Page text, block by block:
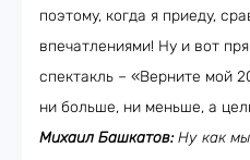
поэтому, когда я приеду,
впечатлениями! Ну и вот
спектакль – «Верните мой
ни больше, ни меньше, а
Михаил Башкатов:Ну как